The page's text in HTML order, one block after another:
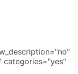
categories="yes"